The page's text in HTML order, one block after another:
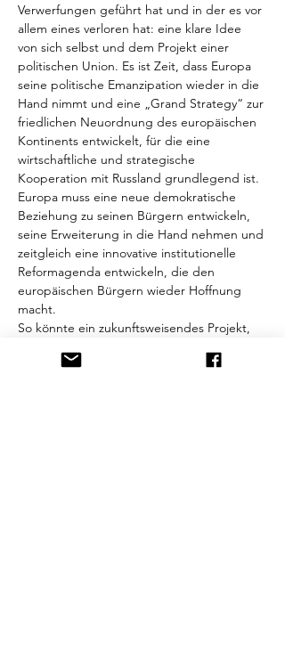
Verwerfungen geführt hat und in der es vor
allem eines verloren hat: eine klare Idee
von sich selbst und dem Projekt einer
politischen Union. Es ist Zeit, dass Europa
seine politische Emanzipation wieder in die
Hand nimmt und eine „Grand Strategy“ zur
friedlichen Neuordnung des europäischen
Kontinents entwickelt, für die eine
wirtschaftliche und strategische
Kooperation mit Russland grundlegend ist.
Europa muss eine neue demokratische
Beziehung zu seinen Bürgern entwickeln,
seine Erweiterung in die Hand nehmen und
zeitgleich eine innovative institutionelle
Reformagenda entwickeln, die den
europäischen Bürgern wieder Hoffnung
macht.
So könnte ein zukunftsweisendes Projekt,
gegen eine globale, transhumanistische